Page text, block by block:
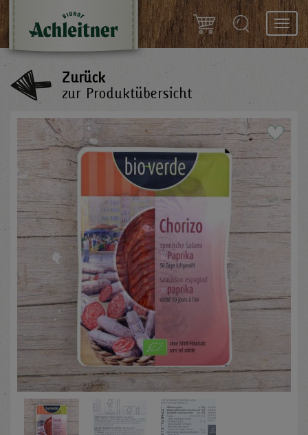
Zurück
zur Produktübersicht